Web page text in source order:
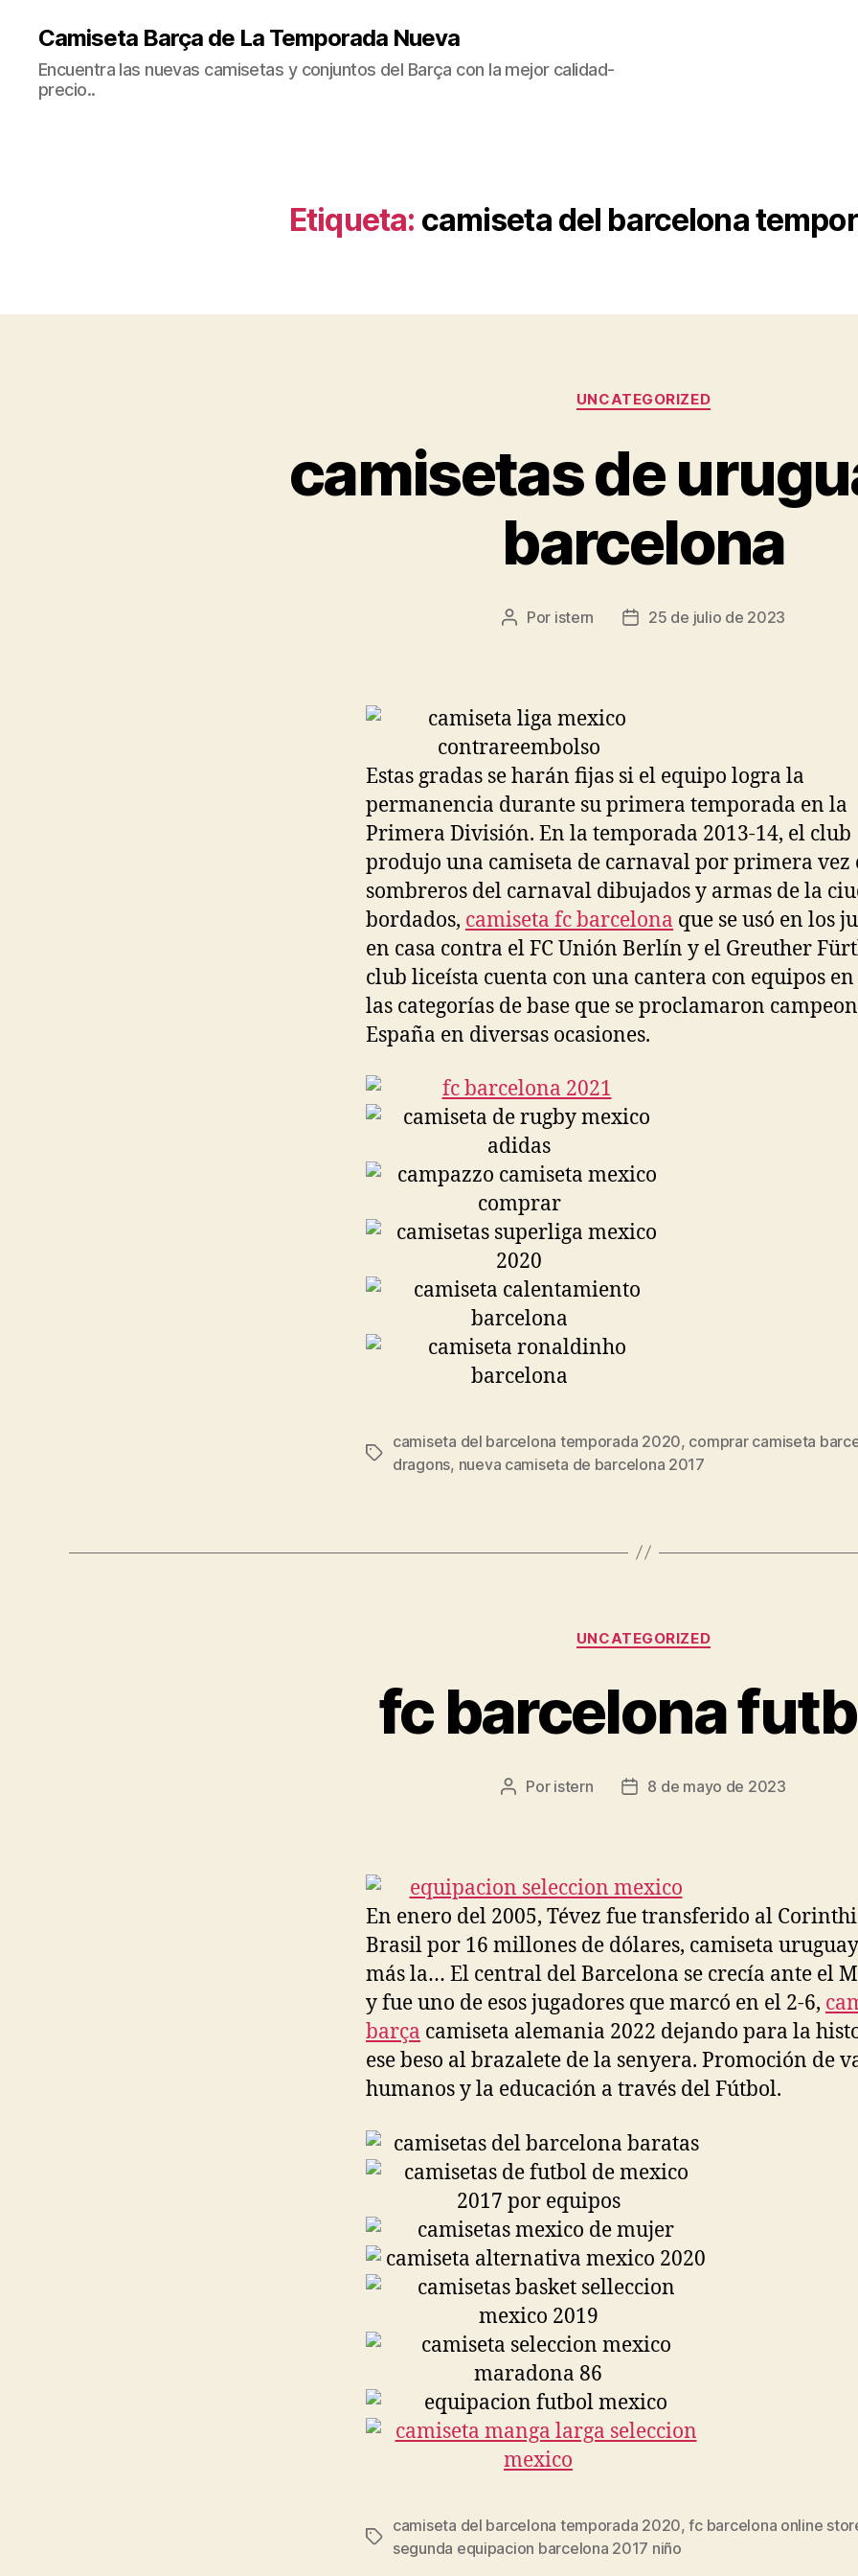
Camiseta Barça de La Temporada Nueva
Encuentra las nuevas camisetas y conjuntos del Barça con la mejor calidad-
precio..
Etiqueta: camiseta del barcelona
Categorías
UNCATEGORIZED
camisetas de
barcelona
Autor
Por istern
Fecha25 de julio de 2023
Estas gradas se harán fijas si el equipo logra la
permanencia durante su primera temporada en la
Primera División. En la temporada 2013-14, el club
produjo una camiseta de carnaval por primera vez
sombreros del carnaval dibujados y armas de la
bordados, camiseta fc barcelona que se usó en los
en casa contra el FC Unión Berlín y el Greuther
club liceísta cuenta con una cantera con equipos en
las categorías de base que se proclamaron
España en diversas ocasiones.
Etiquetas
camiseta del barcelona temporada 2020, comprar camiseta
dragons, nueva camiseta de barcelona 2017
Categorías
UNCATEGORIZED
fc barcelona
Autor
Por istern
Fecha8 de mayo de 2023
En enero del 2005, Tévez fue transferido al
Brasil por 16 millones de dólares, camiseta
más la… El central del Barcelona se crecía ante el
y fue uno de esos jugadores que marcó en el 2-6,
barça camiseta alemania 2022 dejando para la
ese beso al brazalete de la senyera. Promoción de
humanos y la educación a través del Fútbol.
Etiquetas
camiseta del barcelona temporada 2020,fc barcelona online
segunda equipacion barcelona 2017 niño